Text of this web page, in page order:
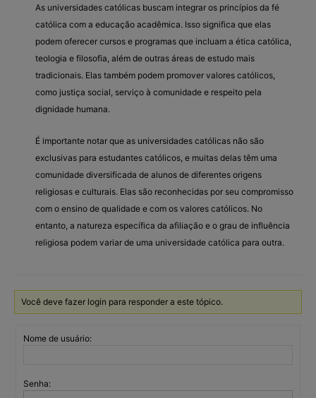
As universidades católicas buscam integrar os princípios da fé
católica com a educação acadêmica. Isso significa que elas
podem oferecer cursos e programas que incluam a ética católica,
teologia e filosofia, além de outras áreas de estudo mais
tradicionais. Elas também podem promover valores católicos,
como justiça social, serviço à comunidade e respeito pela
dignidade humana.
É importante notar que as universidades católicas não são
exclusivas para estudantes católicos, e muitas delas têm uma
comunidade diversificada de alunos de diferentes origens
religiosas e culturais. Elas são reconhecidas por seu compromisso
com o ensino de qualidade e com os valores católicos. No
entanto, a natureza específica da afiliação e o grau de influência
religiosa podem variar de uma universidade católica para outra.
Você deve fazer login para responder a este tópico.
Nome de usuário:
Senha: